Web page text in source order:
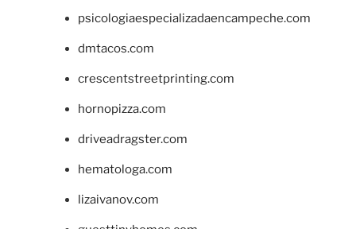
psicologiaespecializadaencampeche.com
dmtacos.com
crescentstreetprinting.com
hornopizza.com
driveadragster.com
hematologa.com
lizaivanov.com